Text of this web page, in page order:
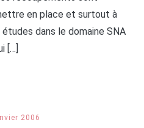
en place et surtout à
études dans le domaine SNA
[…]
2006